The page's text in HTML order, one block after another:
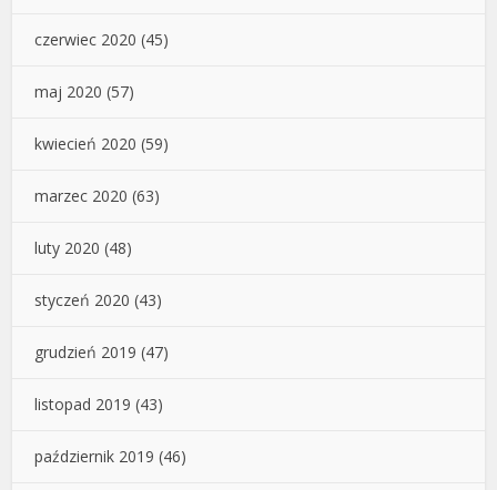
czerwiec 2020 (45)
maj 2020 (57)
kwiecień 2020 (59)
marzec 2020 (63)
luty 2020 (48)
styczeń 2020 (43)
grudzień 2019 (47)
listopad 2019 (43)
październik 2019 (46)